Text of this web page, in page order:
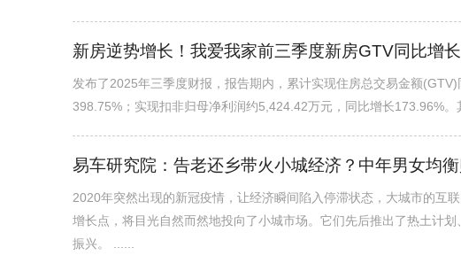
新房逆势增长！我爱我家前三季度新房GTV同比增
发布了2025年三季度财报，报告期内，累计实现住房总交易金额
398.75%；实现扣非归母净利润约5,424.42万元，同比增长173.96%。
易车研究院：告老还乡带火小城经济？中年男女均
2020年突然出现的新冠疫情，让经济瞬间陷入停滞状态，大城市的互
增长点，将目光自然而然地投向了小城市场。它们先后推出了热土计
振兴。 ......